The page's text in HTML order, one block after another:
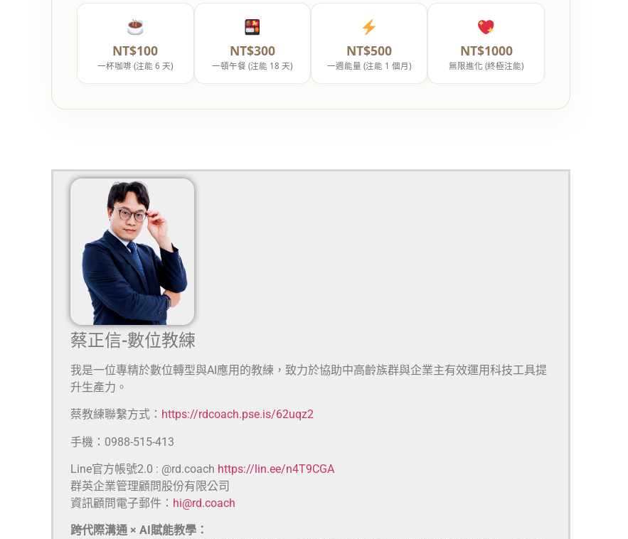
NT$100
一杯咖啡 (注能 6 天)
NT$300
一頓午餐 (注能 18 天)
NT$500
一週能量 (注能 1 個月)
NT$1000
無限進化 (終極注能)
蔡正信-數位教練
我是一位專精於數位轉型與AI應用的教練，致力於協助中高齡族群與企業主有效運用科技工具提
升生產力。
蔡教練聯繫方式： https://rdcoach.pse.is/62uqz2
手機：0988-515-413
Line官方帳號2.0 : @rd.coach https://lin.ee/n4T9CGA
群英企業管理顧問股份有限公司
資訊顧問電子郵件： hi@rd.coach
跨代際溝通 × AI賦能教學：